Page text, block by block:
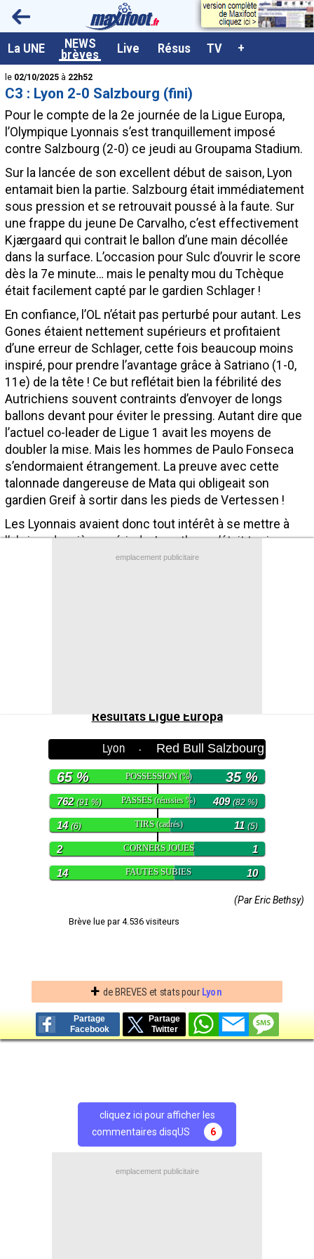
La UNE NEWS
brèves Live Résus TV +
<
le 02/10/2025 à 22h52
C3 : Lyon 2-0 Salzbourg (fini)
Pour le compte de la 2e journée de la Ligue Europa,
l’Olympique Lyonnais s’est tranquillement imposé
contre Salzbourg (2-0) ce jeudi au Groupama Stadium.
Sur la lancée de son excellent début de saison, Lyon
entamait bien la partie. Salzbourg était immédiatement
sous pression et se retrouvait poussé à la faute. Sur
une frappe du jeune De Carvalho, c’est effectivement
Kjærgaard qui contrait le ballon d’une main décollée
dans la surface. L’occasion pour Sulc d’ouvrir le score
dès la 7e minute… mais le penalty mou du Tchèque
était facilement capté par le gardien Schlager !
En confiance, l’OL n’était pas perturbé pour autant. Les
Gones étaient nettement supérieurs et profitaient
d’une erreur de Schlager, cette fois beaucoup moins
inspiré, pour prendre l’avantage grâce à Satriano (1-0,
11e) de la tête ! Ce but reflétait bien la fébrilité des
Autrichiens souvent contraints d’envoyer de longs
ballons devant pour éviter le pressing. Autant dire que
l’actuel co-leader de Ligue 1 avait les moyens de
doubler la mise. Mais les hommes de Paulo Fonseca
s’endormaient étrangement. La preuve avec cette
talonnade dangereuse de Mata qui obligeait son
gardien Greif à sortir dans les pieds de Vertessen !
Les Lyonnais avaient donc tout intérêt à se mettre à
l’abri en deuxième période. Le rythme n’était toujours
pas intense au retour des vestiaires. Mais l’OL finissait
Résultats Ligue Europa
Lyon - Red Bull Salzbourg
POSSESSION(%)
65 % 35 %
PASSES(réussies %)
762(91 %) 409(82 %)
TIRS(cadrés)
14 (6) 11 (5)
CORNERS JOUES
2 1
FAUTES SUBIES
14 10
(Par Eric Bethsy)
Brève lue par 4.536 visiteurs
emplacement publicitaire
+ de BREVES et stats pour Lyon
Partage
Facebook
Partage
Twitter
cliquez ici pour afficher les
commentaires disqUS
6
emplacement publicitaire
A la UNE
Dernières brèves
Live / Matchs en direct
Résultats et Classements
Class. buteurs européens
Programme TV foot
Vidéos
Sondages
Tableau transferts L1
Taille de la police
Contact / Signaler un bug
Recrutement Maxifoot
Mentions légales
site web Maxifoot.fr